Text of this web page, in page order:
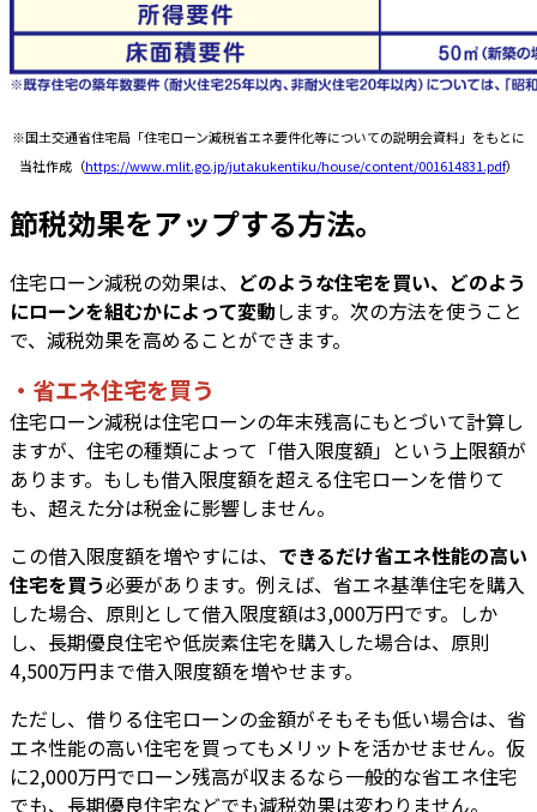
※国土交通省住宅局「住宅ローン減税省エネ要件化等についての説明会資料」をもとに
当社作成（https://www.mlit.go.jp/jutakukentiku/house/content/001614831.pdf）
節税効果をアップする方法。
住宅ローン減税の効果は、 どのような住宅を買い、どのよう
にローンを組むかによって変動します。次の方法を使うこと
で、減税効果を高めることができます。
・省エネ住宅を買う
住宅ローン減税は住宅ローンの年末残高にもとづいて計算し
ますが、住宅の種類によって「借入限度額」という上限額が
あります。もしも借入限度額を超える住宅ローンを借りて
も、超えた分は税金に影響しません。
この借入限度額を増やすには、 できるだけ省エネ性能の高い
住宅を買う必要があります。例えば、省エネ基準住宅を購入
した場合、原則として借入限度額は3,000万円です。しか
し、長期優良住宅や低炭素住宅を購入した場合は、原則
4,500万円まで借入限度額を増やせます。
ただし、借りる住宅ローンの金額がそもそも低い場合は、省
エネ性能の高い住宅を買ってもメリットを活かせません。仮
に2,000万円でローン残高が収まるなら一般的な省エネ住宅
でも、長期優良住宅などでも減税効果は変わりません。